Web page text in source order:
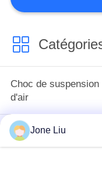
Kit de
Choc de suspension
d'air
pièces de suspension
d'air de Mercedes-
Jone Liu